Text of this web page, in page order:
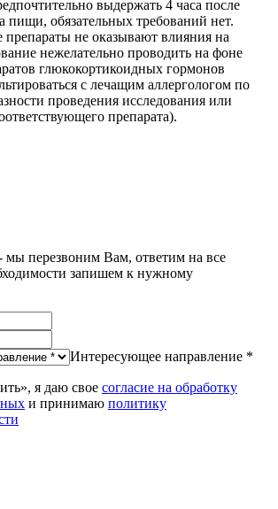
выдержать 4 часа после
пищи, обязательных требований нет.
не оказывают влияния на
нежелательно проводить на фоне
глюкокортикоидных гормонов
с лечащим аллергологом по
проведения исследования или
препарата).
мы перезвоним Вам, ответим на все
запишем к нужному
Интересующее направление *
я даю свое согласие на обработку
и принимаю политику